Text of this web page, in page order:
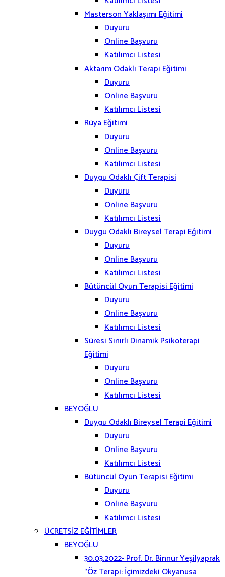
Masterson Yaklaşımı Eğitimi
Duyuru
Online Başvuru
Katılımcı Listesi
Aktarım Odaklı Terapi Eğitimi
Duyuru
Online Başvuru
Katılımcı Listesi
Rüya Eğitimi
Duyuru
Online Başvuru
Katılımcı Listesi
Duygu Odaklı Çift Terapisi
Duyuru
Online Başvuru
Katılımcı Listesi
Duygu Odaklı Bireysel Terapi Eğitimi
Duyuru
Online Başvuru
Katılımcı Listesi
Bütüncül Oyun Terapisi Eğitimi
Duyuru
Online Başvuru
Katılımcı Listesi
Süresi Sınırlı Dinamik Psikoterapi
Eğitimi
Duyuru
Online Başvuru
Katılımcı Listesi
BEYOĞLU
Duygu Odaklı Bireysel Terapi Eğitimi
Duyuru
Online Başvuru
Katılımcı Listesi
Bütüncül Oyun Terapisi Eğitimi
Duyuru
Online Başvuru
Katılımcı Listesi
ÜCRETSİZ EĞİTİMLER
BEYOĞLU
30.03.2022- Prof. Dr. Binnur Yeşilyaprak
“Öz Terapi: İçimizdeki Okyanusa